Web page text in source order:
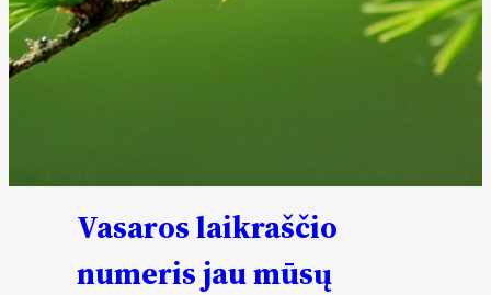
Vasaros laikraščio
numeris jau mūsų